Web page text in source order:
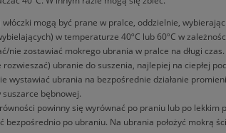
mogą być prane w pralce, oddzielnie,
w temperaturze 40ºC lub 60ºC w
nie zostawiać mokrego ubrania w pralce na długi czas.
rozwieszać) ubranie do suszenia, najlepiej na ciepłej
wystawiać ubrania na bezpośrednie działanie promieni
suszarce bębnowej.
powinny się wyrównać po praniu lub po lekkim
bezpośrednio po ubraniu. Na ubrania położyć mokrą